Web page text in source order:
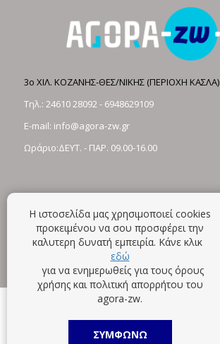
3ο ΧΙΛ. ΚΟΖΑΝΗΣ-ΘΕΣ/ΝΙΚΗΣ (ΠΕΡΙΟΧΗ
Τηλ.: 24610 28092- 6948629109
E-mail: info@agora-zw.gr
Ωράριο:ΔΕΥΤ. - ΠΑΡ. 09.00-16.00
Η ιστοσελίδα μας χρησιμοποιεί cookies
προκειμένου να σου προσφέρει την
καλυτερη δυνατή εμπειρία. Κάνε κλικ
εδώ
για να ενημερωθείς για τους όρους
χρήσης και πολιτική απορρήτου του
agora-zw.
ΣΥΜΦΩΝΩ